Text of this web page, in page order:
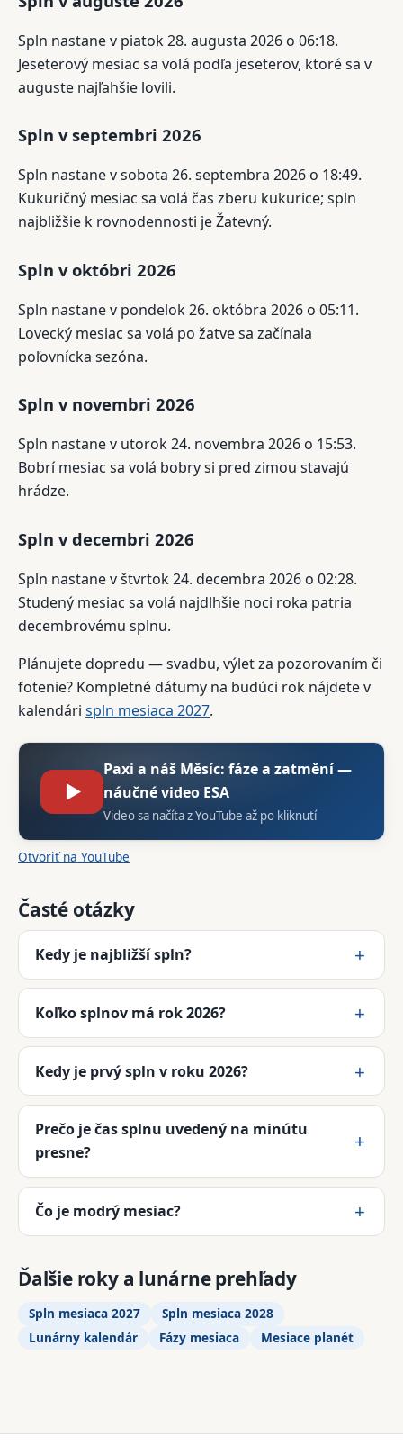
Spln nastane v piatok 28. augusta 2026 o 06:18.
Jeseterový mesiac sa volá podľa jeseterov, ktoré sa v
auguste najľahšie lovili.
Spln v septembri 2026
Spln nastane v sobota 26. septembra 2026 o 18:49.
Kukuričný mesiac sa volá čas zberu kukurice; spln
najbližšie k rovnodennosti je Žatevný.
Spln v októbri 2026
Spln nastane v pondelok 26. októbra 2026 o 05:11.
Lovecký mesiac sa volá po žatve sa začínala
poľovnícka sezóna.
Spln v novembri 2026
Spln nastane v utorok 24. novembra 2026 o 15:53.
Bobrí mesiac sa volá bobry si pred zimou stavajú
hrádze.
Spln v decembri 2026
Spln nastane v štvrtok 24. decembra 2026 o 02:28.
Studený mesiac sa volá najdlhšie noci roka patria
decembrovému splnu.
Plánujete dopredu — svadbu, výlet za pozorovaním či
fotenie? Kompletné dátumy na budúci rok nájdete v
kalendári spln mesiaca 2027.
▶
Paxi a náš Měsíc: fáze a zatmění —
náučné video ESA
Video sa načíta z YouTube až po kliknutí
Otvoriť na YouTube
Časté otázky
Kedy je najbližší spln?
Koľko splnov má rok 2026?
Kedy je prvý spln v roku 2026?
Prečo je čas splnu uvedený na minútu
presne?
Čo je modrý mesiac?
Ďalšie roky a lunárne prehľady
Spln mesiaca 2027
Spln mesiaca 2028
Lunárny kalendár
Fázy mesiaca Mesiace planét